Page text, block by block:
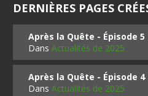
DERNIÈRES PAGES
Après la Quête - Épisode 5
DansActualités de 2025
Après la Quête - Épisode 4
DansActualités de 2025